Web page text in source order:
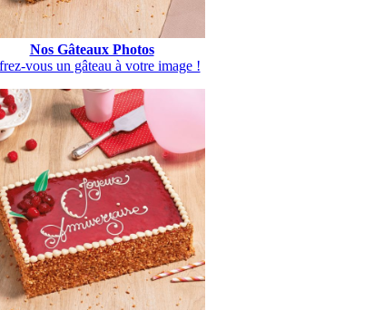
Nos Gâteaux Photos
vous un gâteau à votre image !